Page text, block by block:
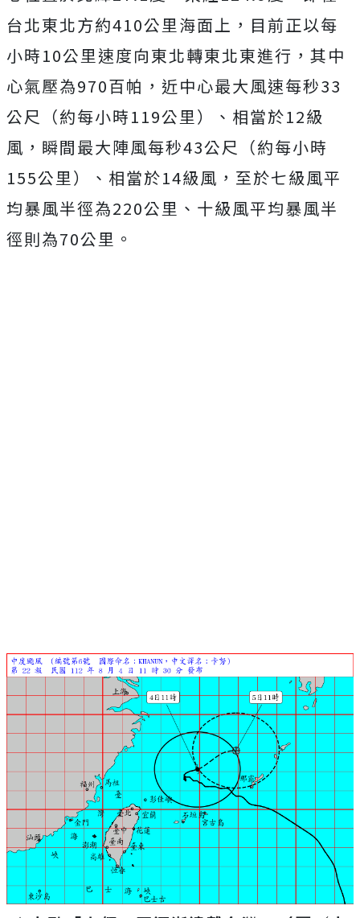
台北東北方約410公里海面上，目前正以每
小時10公里速度向東北轉東北東進行，其中
心氣壓為970百帕，近中心最大風速每秒33
公尺（約每小時119公里）、相當於12級
風，瞬間最大陣風每秒43公尺（約每小時
155公里）、相當於14級風，至於七級風平
均暴風半徑為220公里、十級風平均暴風半
徑則為70公里。